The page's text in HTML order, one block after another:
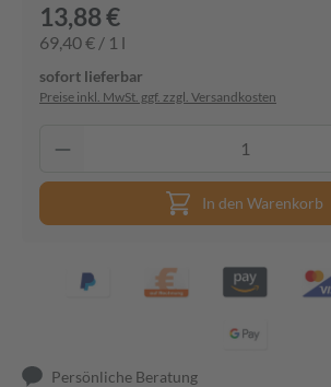
13,88 €
69,40 € / 1 l
sofort lieferbar
Preise inkl. MwSt. ggf. zzgl. Versandkosten
In den Warenkorb
Persönliche Beratung